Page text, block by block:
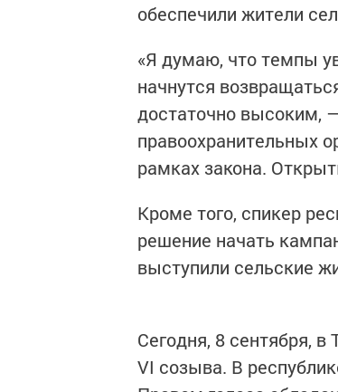
обеспечили жители
«Я думаю, что темпы
начнутся
достаточно высоким,
правоохранительных
рамках закона.
Кроме того, спикер
решение начать
выступили сельские
Сегодня, 8 сентября,
VI созыва. В